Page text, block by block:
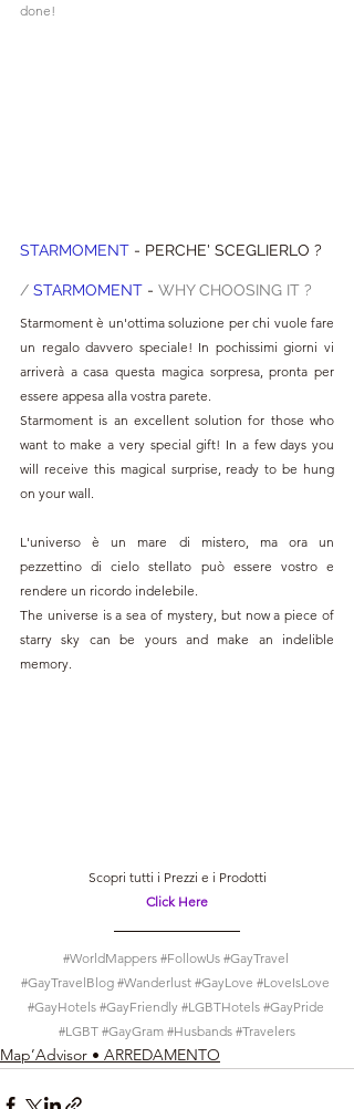
done!
STARMOMENT - PERCHE' SCEGLIERLO ?
/ STARMOMENT - WHY CHOOSING IT ?
Starmoment è un'ottima soluzione per chi vuole fare
un regalo davvero speciale! In pochissimi giorni vi
arriverà a casa questa magica sorpresa, pronta per
essere appesa alla vostra parete.
Starmoment is an excellent solution for those who
want to make a very special gift! In a few days you
will receive this magical surprise, ready to be hung
on your wall.
L'universo è un mare di mistero, ma ora un
pezzettino di cielo stellato può essere vostro e
rendere un ricordo indelebile.
The universe is a sea of mystery, but now a piece of
starry sky can be yours and make an indelible
memory.
Scopri tutti i Prezzi e i Prodotti
Click Here
#WorldMappers #FollowUs #GayTravel
#GayTravelBlog #Wanderlust #GayLove #LoveIsLove
#GayHotels #GayFriendly #LGBTHotels #GayPride
#LGBT #GayGram #Husbands #Travelers
Map’Advisor • ARREDAMENTO